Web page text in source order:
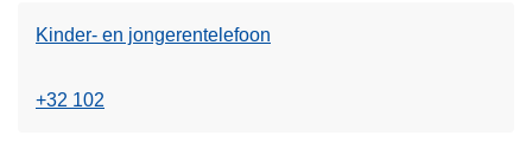
Kinder- en jongerentelefoon
+32 102